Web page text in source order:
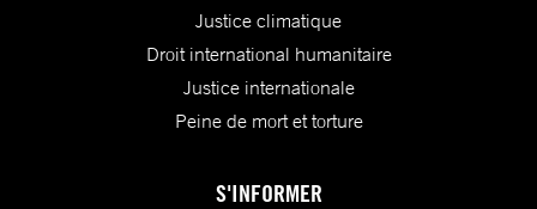
Justice climatique
Droit international humanitaire
Justice internationale
Peine de mort et torture
S'INFORMER